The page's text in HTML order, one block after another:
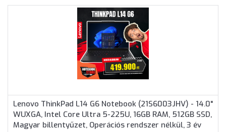
Lenovo ThinkPad L14 G6 Notebook (21S6003JHV) - 14.0"
WUXGA, Intel Core Ultra 5-225U, 16GB RAM, 512GB SSD,
Magyar billentyűzet, Operációs rendszer nélkül, 3 év